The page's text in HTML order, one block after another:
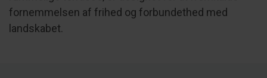
fornemmelsen af frihed og forbundethed med
landskabet.